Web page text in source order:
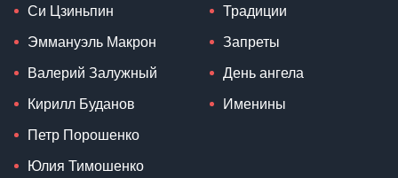
Си Цзиньпин
Эммануэль Макрон
Валерий Залужный
Кирилл Буданов
Петр Порошенко
Юлия Тимошенко
Традиции
Запреты
День ангела
Именины